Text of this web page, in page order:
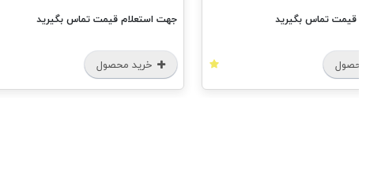
قیمت تماس بگیرید جهت استعلام قیمت تماس بگیرید
خرید محصول